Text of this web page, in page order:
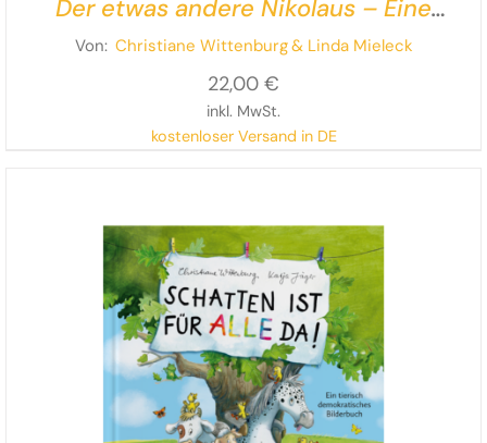
Der etwas andere Nikolaus – Eine
ziemlich wahre Geschichte
Von: Christiane Wittenburg& Linda Mieleck
22,00 €
inkl. MwSt.
kostenloser Versand in DE